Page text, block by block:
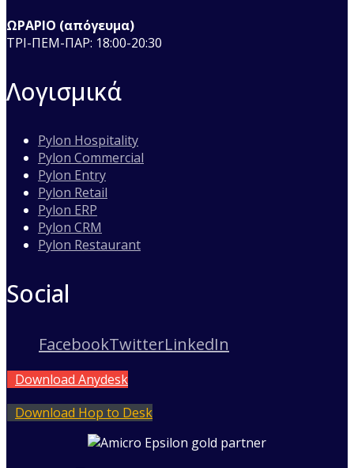
ΩΡΑΡΙΟ (απόγευμα)
ΤΡΙ-ΠΕΜ-ΠΑΡ: 18:00-20:30
Λογισμικά
Pylon Hospitality
Pylon Commercial
Pylon Entry
Pylon Retail
Pylon ERP
Pylon CRM
Pylon Restaurant
Social
FacebookTwitterLinkedIn
Download Anydesk
Download Hop to Desk